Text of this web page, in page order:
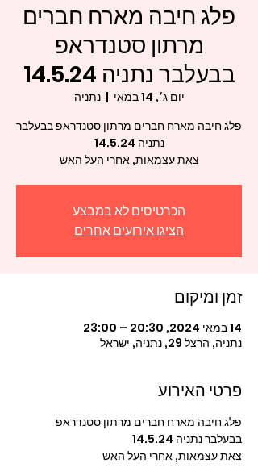
פלג חיבה מארח חברים
מרתון סטנדראפ
בבעלבר נתניה 14.5.24
יום ג׳, 14 במאי
  |
נתניה
פלג חיבה מארח חברים מרתון סטנדראפ בבעלבר
צאת עצמאות, אחרי העל האש
הכרטיסים לא במבצע
הציגו אירועים אחרים
זמן ומיקום
14 במאי 2024, 20:30 – 23:00
נתניה, הרצל 29, נתניה, ישראל
פרטי האירוע
פלג חיבה מארח חברים מרתון סטנדראפ
בבעלבר נתניה 14.5.24
צאת עצמאות, אחרי העל האש